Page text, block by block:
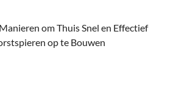
om Thuis Snel en Effectief
op te Bouwen